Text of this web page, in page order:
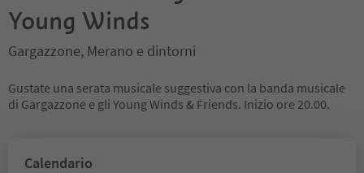
Young Winds
Gargazzone, Merano e dintorni
Gustate una serata musicale suggestiva con la banda musicale
di Gargazzone e gli Young Winds & Friends. Inizio ore 20.00.
Calendario